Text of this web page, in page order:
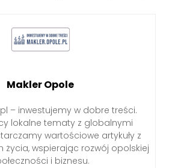
Makler Opole
– inwestujemy w dobre treści.
lokalne tematy z globalnymi
wartościowe artykuły z
życia, wspierając rozwój opolskiej
i biznesu.